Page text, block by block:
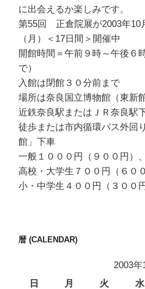
に出会えるか楽しみです。
第55回 正倉院展が2003年10
（月）＜17日間＞開催中
開館時間＝午前９時～午後６
で）
入館は閉館３０分前まで
場所は奈良国立博物館（東新
近鉄奈良駅またはＪＲ奈良駅下
徒歩または市内循環バス外回
館」下車
一般１０００円（９００円）、
高校・大学生７００円（６０
小・中学生４００円（３００円
暦 (CALENDAR)
2003年
日
月 火 水